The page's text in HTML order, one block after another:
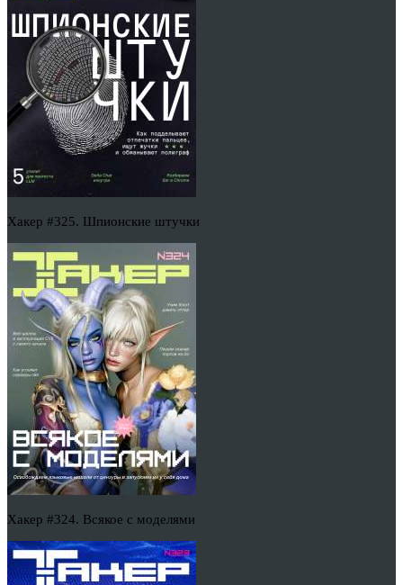
Хакер #325. Шпионские штучки
Хакер #324. Всякое с моделями